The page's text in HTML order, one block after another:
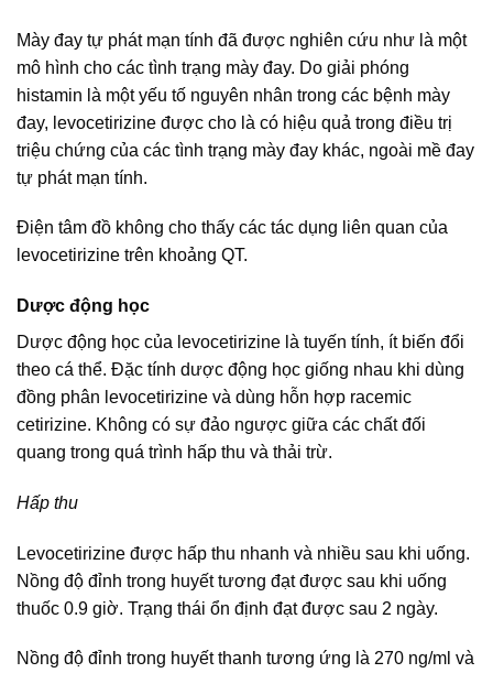
Mày đay tự phát mạn tính đã được nghiên cứu như là một
mô hình cho các tình trạng mày đay. Do giải phóng
histamin là một yếu tố nguyên nhân trong các bệnh mày
đay, levocetirizine được cho là có hiệu quả trong điều trị
triệu chứng của các tình trạng mày đay khác, ngoài mề đay
tự phát mạn tính.
Điện tâm đồ không cho thấy các tác dụng liên quan của
levocetirizine trên khoảng QT.
Dược động học
Dược động học của levocetirizine là tuyến tính, ít biến đổi
theo cá thể. Đặc tính dược động học giống nhau khi dùng
đồng phân levocetirizine và dùng hỗn hợp racemic
cetirizine. Không có sự đảo ngược giữa các chất đối
quang trong quá trình hấp thu và thải trừ.
Hấp thu
Levocetirizine được hấp thu nhanh và nhiều sau khi uống.
Nồng độ đỉnh trong huyết tương đạt được sau khi uống
thuốc 0.9 giờ. Trạng thái ổn định đạt được sau 2 ngày.
Nồng độ đỉnh trong huyết thanh tương ứng là 270 ng/ml và